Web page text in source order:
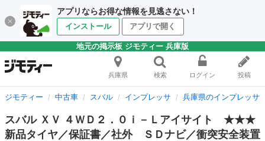
アプリならお得な情報を見逃さない！
インストール アプリで開く
地元の掲示板 ジモティー 兵庫版
兵庫県 検索 ログイン 投稿
ジモティー 中古車 スバル インプレッサ 兵庫県のインプレッサ
スバル ＸＶ ４ＷＤ２．０ｉ－Ｌアイサイト ★★★
新品タイヤ／保証書／社外 ＳＤナビ／衝突安全装置